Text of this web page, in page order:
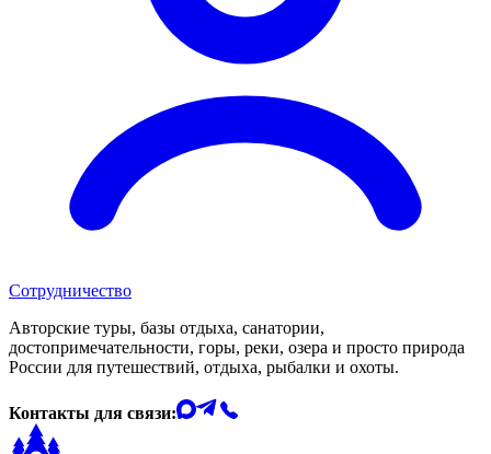
Сотрудничество
Авторские туры, базы отдыха, санатории,
достопримечательности, горы, реки, озера и просто природа
России для путешествий, отдыха, рыбалки и охоты.
Контакты для связи: